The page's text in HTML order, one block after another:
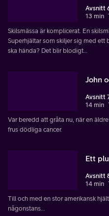
Avsnitt
13 min
Skilsmässa är komplicerat. En
Superhjältar som skiljer sig med ett
ska hända? Det blir blodigt…
John
Avsnitt
14 min
Var beredd att gråta nu, när en
frus dödliga cancer.
Ett
Avsnitt
14 min
Till och med en stor amerikansk
någonstans...